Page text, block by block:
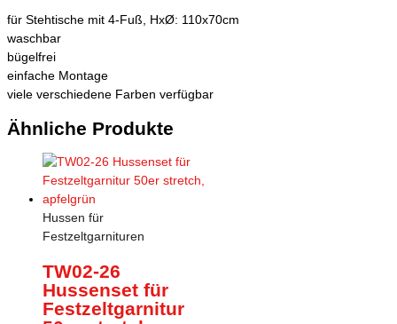
für Stehtische mit 4-Fuß, HxØ: 110x70cm
waschbar
bügelfrei
einfache Montage
viele verschiedene Farben verfügbar
Ähnliche Produkte
Hussen für
Festzeltgarnituren
TW02-26
Hussenset für
Festzeltgarnitur